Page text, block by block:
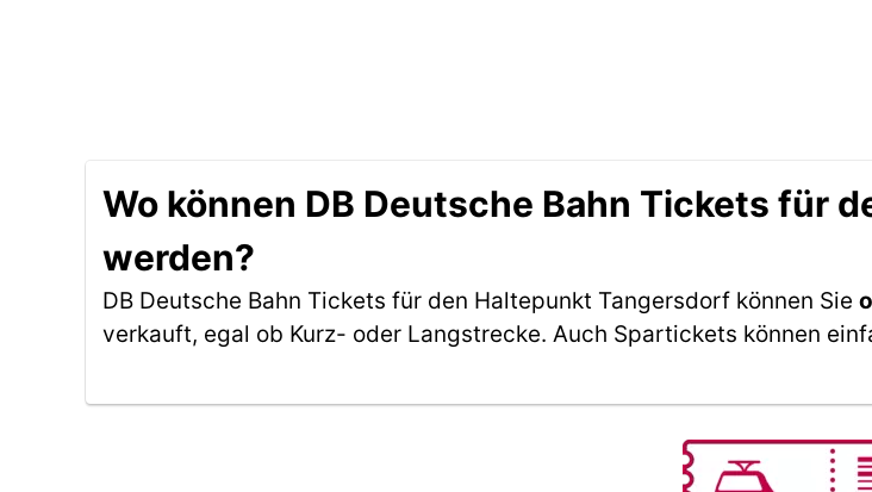
Wo können DB Deutsche Bahn Tickets für
werden?
DB Deutsche Bahn Tickets für den Haltepunkt Tangersdorf können Sie
verkauft, egal ob Kurz- oder Langstrecke. Auch Spartickets können